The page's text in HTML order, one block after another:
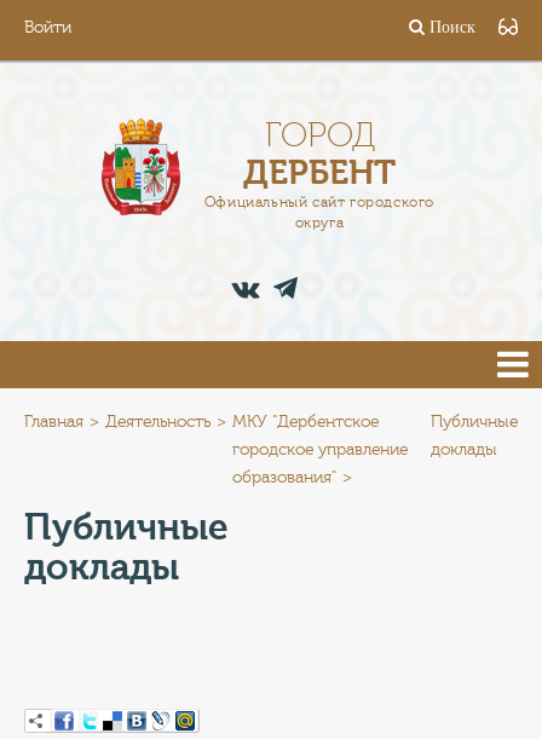
Войти Поиск
ГОРОД
ДЕРБЕНТ
Официальный сайт городского
округа
АДМИНИСТРАЦИЯ
ПРЕСС-ЦЕНТР
КОНТАКТЫ
КАТАЛОГ УСЛУГ
Главная Деятельность
МКУ "Дербентское
городское управление
образования"
Публичные
доклады
Публичные
доклады